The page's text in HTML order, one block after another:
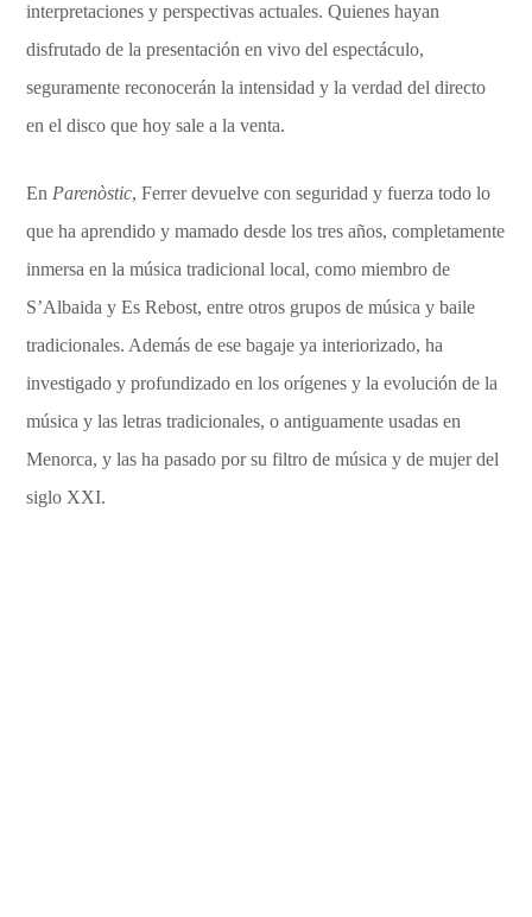
interpretaciones y perspectivas actuales. Quienes hayan
disfrutado de la presentación en vivo del espectáculo,
seguramente reconocerán la intensidad y la verdad del directo
en el disco que hoy sale a la venta.
En Parenòstic, Ferrer devuelve con seguridad y fuerza todo lo
que ha aprendido y mamado desde los tres años, completamente
inmersa en la música tradicional local, como miembro de
S’Albaida y Es Rebost, entre otros grupos de música y baile
tradicionales. Además de ese bagaje ya interiorizado, ha
investigado y profundizado en los orígenes y la evolución de la
música y las letras tradicionales, o antiguamente usadas en
Menorca, y las ha pasado por su filtro de música y de mujer del
siglo XXI.